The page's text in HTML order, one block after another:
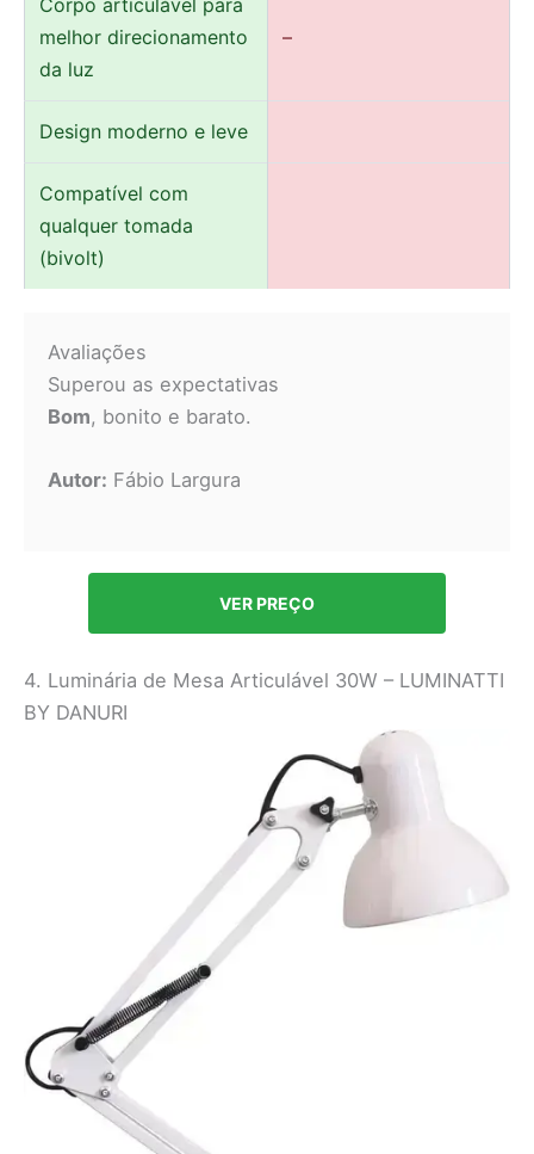
melhor direcionamento
da luz
–
Design moderno e leve
Compatível com
qualquer tomada
(bivolt)
Avaliações
Superou as expectativas
Bom, bonito e barato.
Autor: Fábio Largura
VER PREÇO
4. Luminária de Mesa Articulável 30W – LUMINATTI
BY DANURI